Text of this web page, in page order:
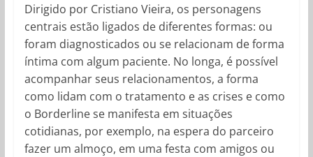
Dirigido por Cristiano Vieira, os personagens
centrais estão ligados de diferentes formas: ou
foram diagnosticados ou se relacionam de forma
íntima com algum paciente. No longa, é possível
acompanhar seus relacionamentos, a forma
como lidam com o tratamento e as crises e como
o Borderline se manifesta em situações
cotidianas, por exemplo, na espera do parceiro
fazer um almoço, em uma festa com amigos ou